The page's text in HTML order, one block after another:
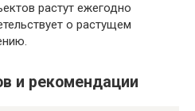
растут ежегодно
о растущем
и рекомендации